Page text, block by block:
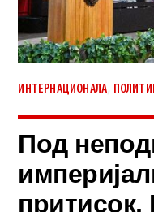
ИНТЕРНАЦИОНАЛА
Под
притисок,